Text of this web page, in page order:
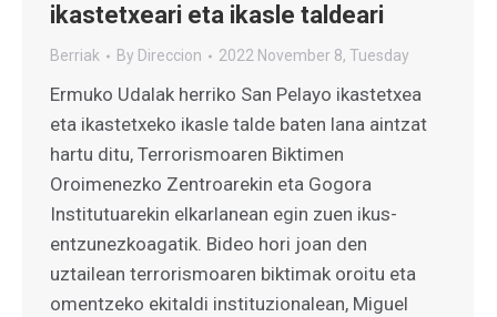
ikastetxeari eta ikasle taldeari
Berriak By Direccion 2022 November 8, Tuesday
Ermuko Udalak herriko San Pelayo ikastetxea
eta ikastetxeko ikasle talde baten lana aintzat
hartu ditu, Terrorismoaren Biktimen
Oroimenezko Zentroarekin eta Gogora
Institutuarekin elkarlanean egin zuen ikus-
entzunezkoagatik. Bideo hori joan den
uztailean terrorismoaren biktimak oroitu eta
omentzeko ekitaldi instituzionalean, Miguel